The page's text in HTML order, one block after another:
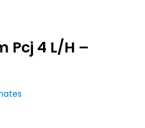
Pcj 4 L/H –